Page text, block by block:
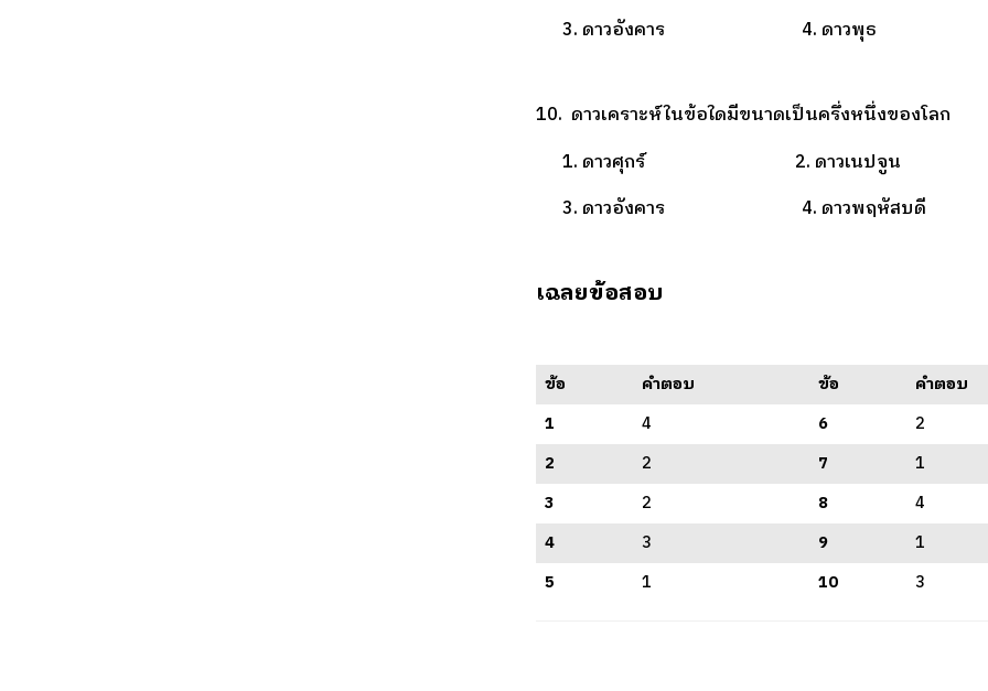
3. ดาวอังคาร 4. ดาวพุธ
10. ดาวเคราะห์ในข้อใดมีขนาดเป็นครึ่งหนึ่งของโลก
1. ดาวศุกร์ 2. ดาวเนปจูน
3. ดาวอังคาร 4. ดาวพฤหัสบดี
เฉลยข้อสอบ
ข้อ คำตอบ ข้อ
คำตอบ
1
4 6
2
2
2 7
1
3
2 8
4
4
3 9
1
5
1 10 3